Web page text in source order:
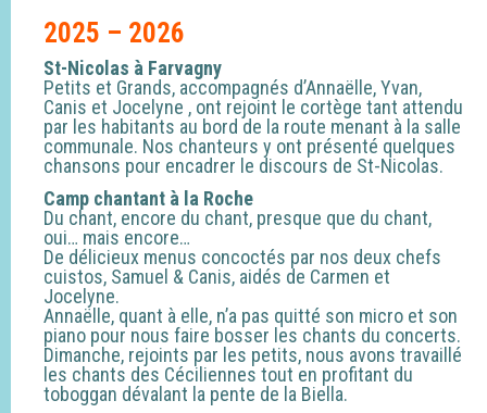
2025 – 2026
St-Nicolas à Farvagny
Petits et Grands, accompagnés d’Annaëlle, Yvan,
Canis et Jocelyne , ont rejoint le cortège tant attendu
par les habitants au bord de la route menant à la salle
communale. Nos chanteurs y ont présenté quelques
chansons pour encadrer le discours de St-Nicolas.
Camp chantant à la Roche
Du chant, encore du chant, presque que du chant,
oui… mais encore…
De délicieux menus concoctés par nos deux chefs
cuistos, Samuel & Canis, aidés de Carmen et
Jocelyne.
Annaëlle, quant à elle, n’a pas quitté son micro et son
piano pour nous faire bosser les chants du concerts.
Dimanche, rejoints par les petits, nous avons travaillé
les chants des Céciliennes tout en profitant du
toboggan dévalant la pente de la Biella.